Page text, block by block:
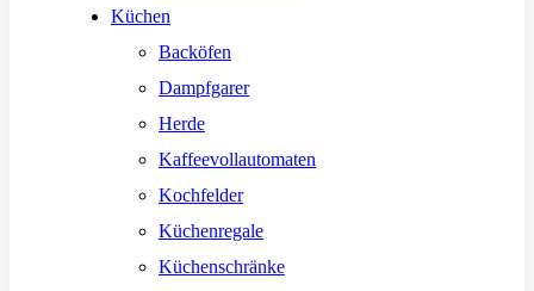
Küchen
Backöfen
Dampfgarer
Herde
Kaffeevollautomaten
Kochfelder
Küchenregale
Küchenschränke